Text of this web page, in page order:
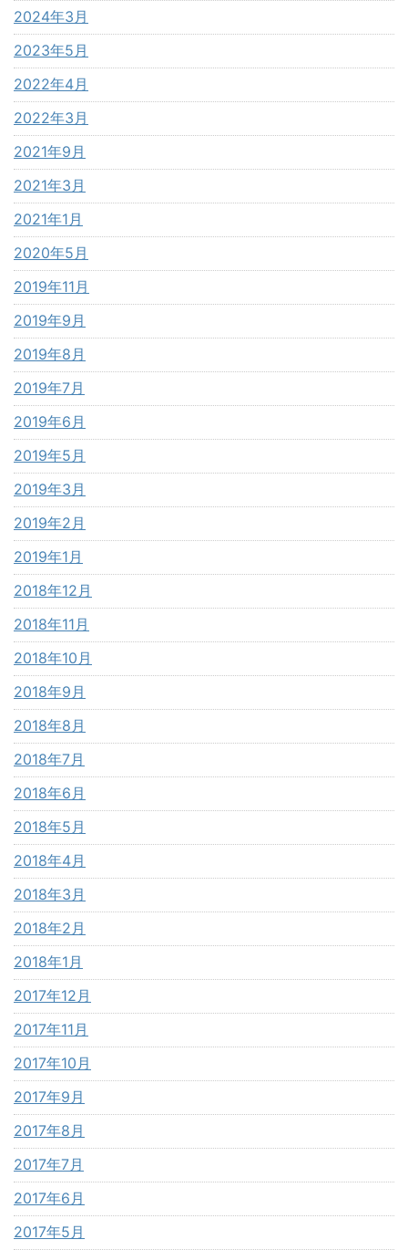
2024年3月
2023年5月
2022年4月
2022年3月
2021年9月
2021年3月
2021年1月
2020年5月
2019年11月
2019年9月
2019年8月
2019年7月
2019年6月
2019年5月
2019年3月
2019年2月
2019年1月
2018年12月
2018年11月
2018年10月
2018年9月
2018年8月
2018年7月
2018年6月
2018年5月
2018年4月
2018年3月
2018年2月
2018年1月
2017年12月
2017年11月
2017年10月
2017年9月
2017年8月
2017年7月
2017年6月
2017年5月